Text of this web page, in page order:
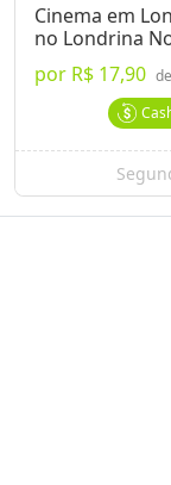
Cinema em
no Londrina
por R$ 17,90